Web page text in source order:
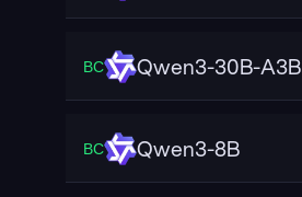
ВС Qwen3-30B-A3B
ВС Qwen3-8B